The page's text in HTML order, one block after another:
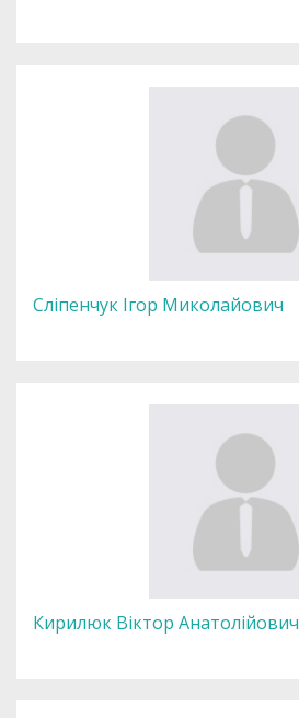
Сліпенчук Ігор Миколайович
Кирилюк Віктор Анатолійович